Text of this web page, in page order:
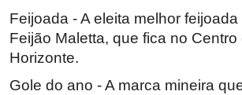
Feijoada - A eleita melhor
Feijão Maletta, que fica no Centro
Horizonte.
Gole do ano - A marca mineira